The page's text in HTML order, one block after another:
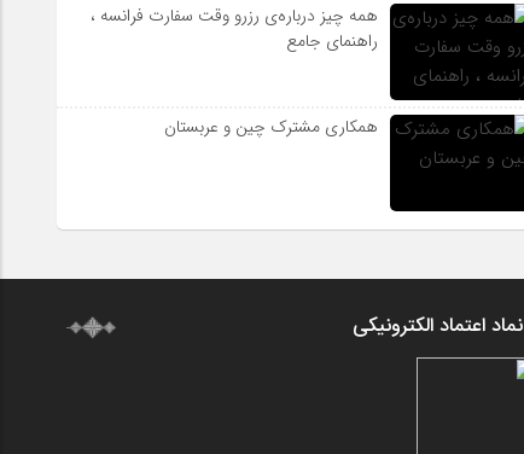
همه چیز درباره‌ی رزرو وقت سفارت فرانسه ،
راهنمای جامع
همکاری مشترک چین و عربستان
نماد اعتماد الکترونیکی